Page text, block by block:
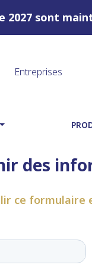
2027 sont
Entreprises
des
ce formulaire